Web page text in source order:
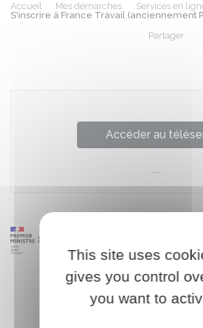
Accueil Mes démarches
Services en
S'inscrire à France Travail (anciennement
Partager
Accéder au
This site uses
gives you control
you want to